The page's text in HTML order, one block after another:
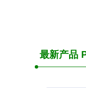
最新产品